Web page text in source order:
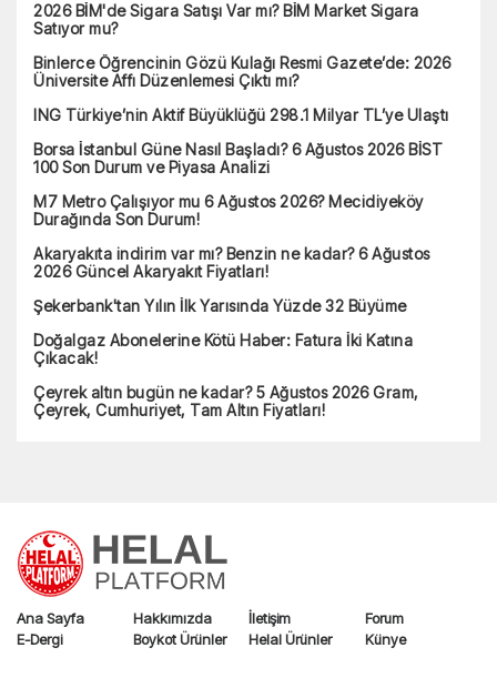
2026 BİM'de Sigara Satışı Var mı? BİM Market Sigara
Satıyor mu?
Binlerce Öğrencinin Gözü Kulağı Resmi Gazete’de: 2026
Üniversite Affı Düzenlemesi Çıktı mı?
ING Türkiye’nin Aktif Büyüklüğü 298.1 Milyar TL’ye Ulaştı
Borsa İstanbul Güne Nasıl Başladı? 6 Ağustos 2026 BİST
100 Son Durum ve Piyasa Analizi
M7 Metro Çalışıyor mu 6 Ağustos 2026? Mecidiyeköy
Durağında Son Durum!
Akaryakıta indirim var mı? Benzin ne kadar? 6 Ağustos
2026 Güncel Akaryakıt Fiyatları!
Şekerbank'tan Yılın İlk Yarısında Yüzde 32 Büyüme
Doğalgaz Abonelerine Kötü Haber: Fatura İki Katına
Çıkacak!
Çeyrek altın bugün ne kadar? 5 Ağustos 2026 Gram,
Çeyrek, Cumhuriyet, Tam Altın Fiyatları!
Ana Sayfa Hakkımızda İletişim
Forum
E-Dergi
Boykot Ürünler Helal Ürünler Künye